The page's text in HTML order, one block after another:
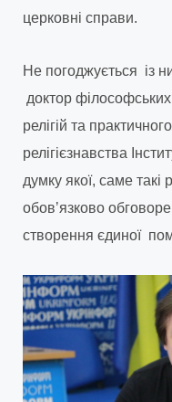
церковні справи.
Не погоджується із
доктор філософських
релігій та
релігієзнавства
думку якої, саме
обовʼязково
створення єдиної